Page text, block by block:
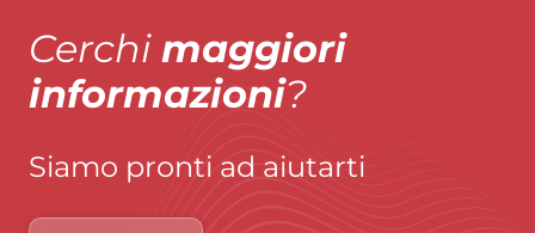
Cerchi maggiori
informazioni?
Siamo pronti ad aiutarti